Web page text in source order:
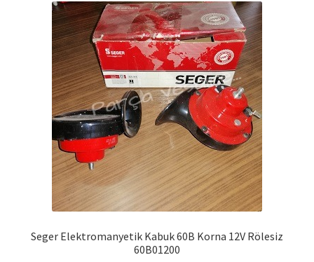
Seger Elektromanyetik Kabuk 60B Korna 12V Rölesiz
60B01200